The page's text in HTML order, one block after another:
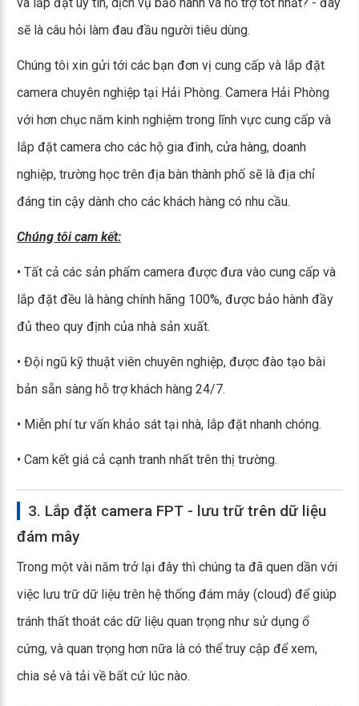
và lắp đặt uy tín, dịch vụ bảo hành và hỗ trợ tốt nhất? - đây
sẽ là câu hỏi làm đau đầu người tiêu dùng.
Chúng tôi xin gửi tới các bạn đơn vị cung cấp và lắp đặt
camera chuyên nghiệp tại Hải Phòng. Camera Hải Phòng
với hơn chục năm kinh nghiệm trong lĩnh vực cung cấp và
lắp đặt camera cho các hộ gia đình, cửa hàng, doanh
nghiệp, trường học trên địa bàn thành phố sẽ là địa chỉ
đáng tin cậy dành cho các khách hàng có nhu cầu.
Chúng tôi cam kết:
• Tất cả các sản phẩm camera được đưa vào cung cấp và
lắp đặt đều là hàng chính hãng 100%, được bảo hành đầy
đủ theo quy định của nhà sản xuất.
• Đội ngũ kỹ thuật viên chuyên nghiệp, được đào tạo bài
bản sẵn sàng hỗ trợ khách hàng 24/7.
• Miễn phí tư vấn khảo sát tại nhà, lắp đặt nhanh chóng.
• Cam kết giá cả cạnh tranh nhất trên thị trường.
3. Lắp đặt camera FPT - lưu trữ trên dữ liệu
đám mây
Trong một vài năm trở lại đây thì chúng ta đã quen dần với
việc lưu trữ dữ liệu trên hệ thống đám mây (cloud) để giúp
tránh thất thoát các dữ liệu quan trọng như sử dụng ổ
cứng, và quan trọng hơn nữa là có thể truy cập để xem,
chia sẻ và tải về bất cứ lúc nào.